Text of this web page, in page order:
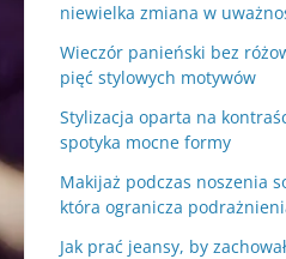
niewielka zmiana w
Wieczór panieński bez
pięć stylowych motywów
Stylizacja oparta na
spotyka mocne formy
Makijaż podczas noszenia
która ogranicza
Jak prać jeansy, by